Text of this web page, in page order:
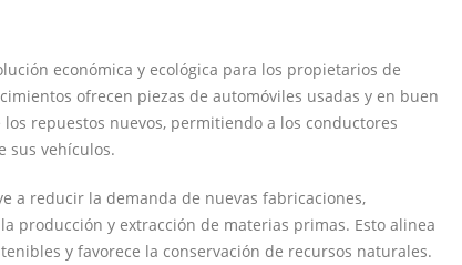
económica y ecológica para los propietarios de
ofrecen piezas de automóviles usadas y en buen
repuestos nuevos, permitiendo a los conductores
sus vehículos.
a reducir la demanda de nuevas fabricaciones,
producción y extracción de materias primas. Esto alinea
y favorece la conservación de recursos naturales.